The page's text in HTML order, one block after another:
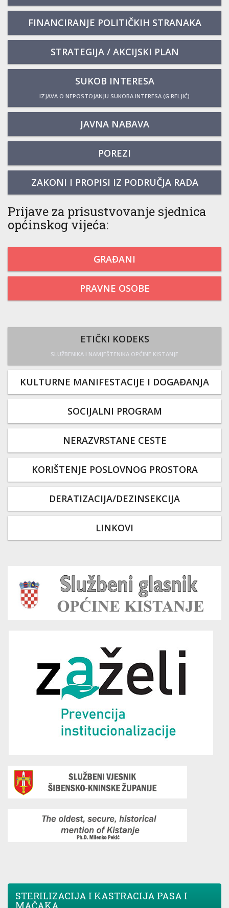
FINANCIRANJE POLITIČKIH STRANAKA
STRATEGIJA / AKCIJSKI PLAN
SUKOB INTERESA
IZJAVA O NEPOSTOJANJU SUKOBA INTERESA (G.RELJIĆ)
JAVNA NABAVA
POREZI
ZAKONI I PROPISI IZ PODRUČJA RADA
Prijave za prisustvovanje sjednica
općinskog vijeća:
GRAĐANI
PRAVNE OSOBE
ETIČKI KODEKS
SLUŽBENIKA I NAMJEŠTENIKA OPĆINE KISTANJE
KULTURNE MANIFESTACIJE I DOGAĐANJA
SOCIJALNI PROGRAM
NERAZVRSTANE CESTE
KORIŠTENJE POSLOVNOG PROSTORA
DERATIZACIJA/DEZINSEKCIJA
LINKOVI
STERILIZACIJA I KASTRACIJA PASA I
MAČAKA